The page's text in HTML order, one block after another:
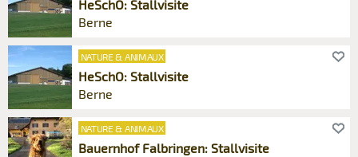
HeSchO: Stallvisite
Berne
NATURE & ANIMAUX
HeSchO: Stallvisite
Berne
NATURE & ANIMAUX
Bauernhof Falbringen: Stallvisite